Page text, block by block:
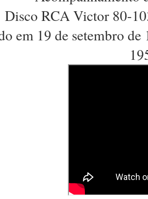
Disco RCA Victor 80-
em 19 de setembro